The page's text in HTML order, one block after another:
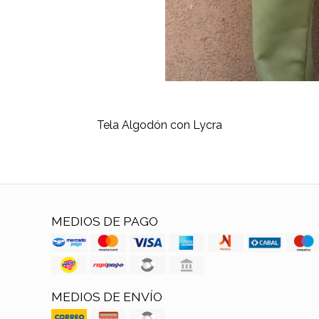
Tela Algodón con Lycra
MEDIOS DE PAGO
MEDIOS DE ENVÍO